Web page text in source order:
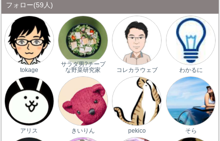
フォロー(59人)
tokage
サラダ男?チープ
な野菜研究家
コレカラウェブ わかるに
アリス きいりん pekico そら